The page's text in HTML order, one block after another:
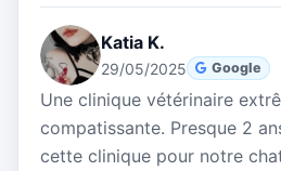
Katia K.
29/05/2025 Google
Une clinique vétérinaire
compatissante. Presque 2
cette clinique pour notre